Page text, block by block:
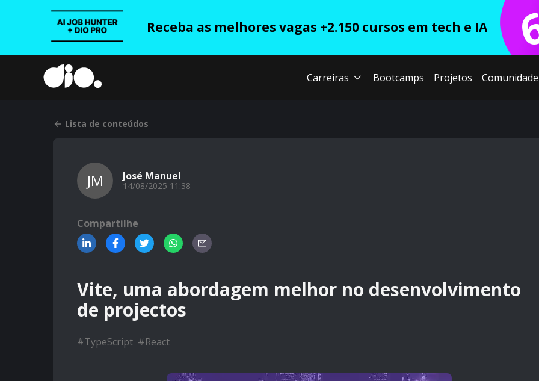
Receba as melhores vagas +2.150 cursos em tech e IA
Carreiras Bootcamps Projetos Comunidade
Lista de conteúdos
JM José Manuel
14/08/2025 11:38
Compartilhe
Vite, uma abordagem melhor no desenvolvimento
de projectos
#TypeScript #React